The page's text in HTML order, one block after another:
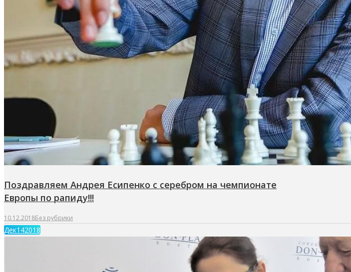
Поздравляем Андрея Есипенко с серебром на чемпионате
Европы по рапиду!!!
10.12.2018Без рубрики
Дек142018